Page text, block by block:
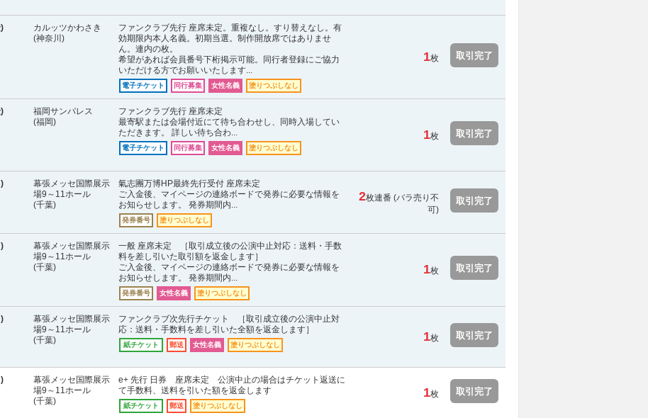
)
カルッツかわさき
(神奈川)
ファンクラブ先行 座席未定。重複なし。すり替えなし。有
効期限内本人名義。初期当選。制作開放席ではありませ
ん。連内の枚。
希望があれば会員番号下桁掲示可能。同行者登録にご協力
いただける方でお願いいたします...
電子チケット 同行募集 女性名義 塗りつぶしなし
1枚 取引完了
)
福岡サンパレス
(福岡)
ファンクラブ先行 座席未定
最寄駅または会場付近にて待ち合わせし、同時入場してい
ただきます。 詳しい待ち合わ...
電子チケット 同行募集 女性名義 塗りつぶしなし
1枚 取引完了
)
幕張メッセ国際展示
場9～11ホール
(千葉)
氣志團万博HP最終先行受付 座席未定
ご入金後、マイページの連絡ボードで発券に必要な情報を
お知らせします。 発券期間内...
発券番号 塗りつぶしなし
2枚連番 (バラ売り不
可)
取引完了
)
幕張メッセ国際展示
場9～11ホール
(千葉)
一般 座席未定 ［取引成立後の公演中止対応：送料・手数
料を差し引いた取引額を返金します］
ご入金後、マイページの連絡ボードで発券に必要な情報を
お知らせします。 発券期間内...
発券番号 女性名義 塗りつぶしなし
1枚 取引完了
)
幕張メッセ国際展示
場9～11ホール
(千葉)
ファンクラブ次先行チケット ［取引成立後の公演中止対
応：送料・手数料を差し引いた全額を返金します］
紙チケット 郵送 女性名義 塗りつぶしなし
1枚 取引完了
)
幕張メッセ国際展示
場9～11ホール
(千葉)
e+ 先行 日券 座席未定 公演中止の場合はチケット返送に
て手数料、送料を引いた額を返金します
紙チケット 郵送 塗りつぶしなし
1枚 取引完了